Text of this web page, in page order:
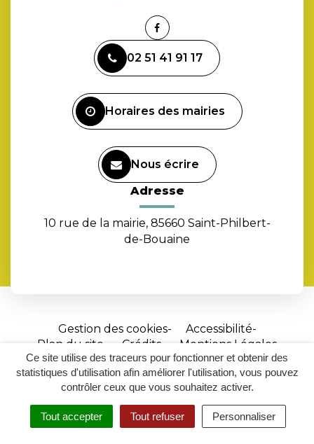
Ce site utilise des traceurs pour fonctionner et obtenir des
statistiques d'utilisation afin améliorer l'utilisation, vous pouvez
contrôler ceux que vous souhaitez activer.
Tout accepter Tout refuser Personnaliser
RECHERCHER
ACCESSIBILITÉ
Lien
le
compte
02 51 41 91 17
Horaires des mairies
Nous écrire
Adresse
10 rue de la mairie, 85660 Saint-Philbert-
de-Bouaine
Gestion des cookies
Accessibilité
Plan du site
Crédits
Mentions Légales
Site
réalisé
par
Inovagora